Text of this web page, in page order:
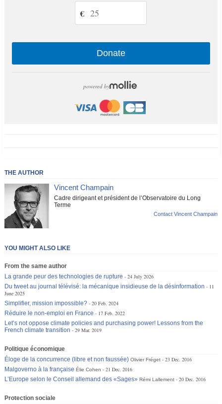
€
Donate
powered by
THE AUTHOR
Vincent Champain
Cadre dirigeant et président de l’Observatoire du Long
Terme
Contact Vincent Champain
YOU MIGHT ALSO LIKE
From the same author
La grande peur des technologies de rupture
24 July 2026
Du tweet au journal télévisé: la mécanique insidieuse de la désinformation 11
June 2025
Simplifier, mission impossible?
20 Feb. 2024
Réduire le non-emploi en France
17 Feb. 2022
Let’s not oppose climate policies and purchasing power! Lessons from the
French climate transition
29 Mar. 2019
Politique économique
Éloge de la concurrence (libre et non faussée) Olivier Fréget
23 Dec. 2016
Malgoverno à la française Élie Cohen
21 Dec. 2016
L’Europe selon le Conseil allemand des «Sages» Rémi Lallement 20 Dec. 2016
Protection sociale